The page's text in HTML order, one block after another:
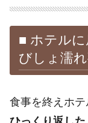
■ ホテル
びしょ濡
食事を終えホ